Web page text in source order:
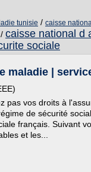
tunisie / caisse
/ caisse national d
sociale
maladie |
pas vos droits à
de sécurité
français. Suivant
et les...